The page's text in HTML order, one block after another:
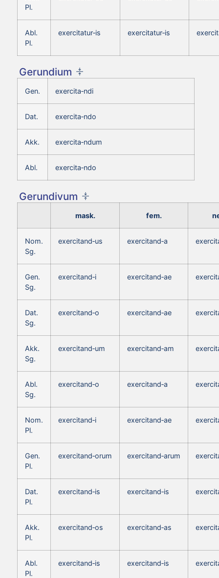
Pl.
Abl.
Pl.
exercitatur‑is exercitatur‑is
Gerundium
Gen. exercita‑ndi
Dat. exercita‑ndo
Akk. exercita‑ndum
Abl. exercita‑ndo
Gerundivum
mask. fem.
Nom.
Sg.
exercitand‑us exercitand‑a
Gen.
Sg.
exercitand‑i exercitand‑ae
Dat.
Sg.
exercitand‑o exercitand‑ae
Akk.
Sg.
exercitand‑um exercitand‑am
Abl.
Sg.
exercitand‑o exercitand‑a
Nom.
Pl.
exercitand‑i exercitand‑ae
Gen.
Pl.
exercitand‑orum exercitand‑arum
Dat.
Pl.
exercitand‑is exercitand‑is
Akk.
Pl.
exercitand‑os exercitand‑as
Abl.
Pl.
exercitand‑is exercitand‑is